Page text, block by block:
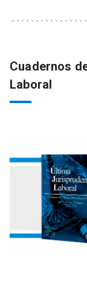
Cuadernos
Laboral